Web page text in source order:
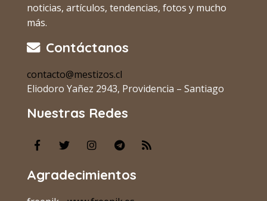
noticias, artículos, tendencias, fotos y mucho
más.
Contáctanos
contacto@mestizos.cl
Eliodoro Yañez 2943, Providencia – Santiago
Nuestras Redes
Agradecimientos